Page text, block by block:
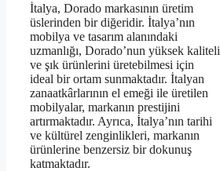
İtalya, Dorado markasının üretim
üslerinden bir diğeridir. İtalya’nın
mobilya ve tasarım alanındaki
uzmanlığı, Dorado’nun yüksek kaliteli
ve şık ürünlerini üretebilmesi için
ideal bir ortam sunmaktadır. İtalyan
zanaatkârlarının el emeği ile üretilen
mobilyalar, markanın prestijini
artırmaktadır. Ayrıca, İtalya’nın tarihi
ve kültürel zenginlikleri, markanın
ürünlerine benzersiz bir dokunuş
katmaktadır.